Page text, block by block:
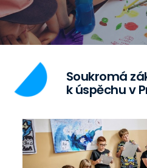
Soukromá
k úspěchu v